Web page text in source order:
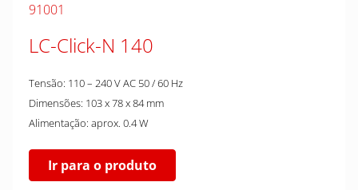
91001
LC-Click-N 140
Tensão: 110 – 240 V AC 50 / 60 Hz
Dimensões: 103 x 78 x 84 mm
Alimentação: aprox. 0.4 W
Ir para o produto